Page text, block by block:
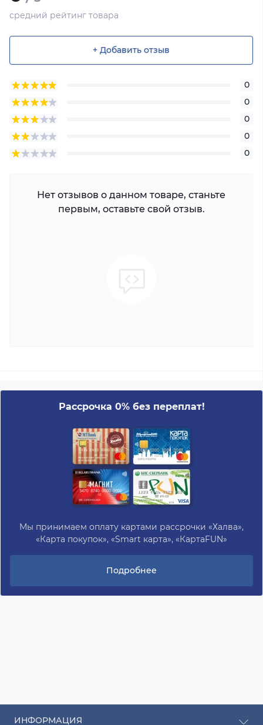
средний рейтинг товара
+ Добавить отзыв
0
0
0
0
0
Нет отзывов о данном товаре, станьте
первым, оставьте свой отзыв.
Рассрочка 0% без переплат!
Мы принимаем оплату картами рассрочки «Халва»,
«Карта покупок», «Smart карта», «КартаFUN»
Подробнее
ИНФОРМАЦИЯ